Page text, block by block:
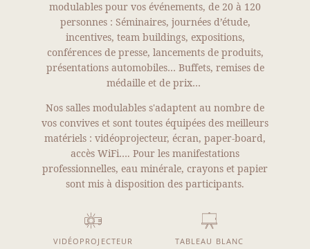
modulables pour vos événements, de 20 à 120
personnes : Séminaires, journées d’étude,
incentives, team buildings, expositions,
conférences de presse, lancements de produits,
présentations automobiles… Buffets, remises de
médaille et de prix…
Nos salles modulables s'adaptent au nombre de
vos convives et sont toutes équipées des meilleurs
matériels : vidéoprojecteur, écran, paper-board,
accès WiFi…. Pour les manifestations
professionnelles, eau minérale, crayons et papier
sont mis à disposition des participants.
VIDÉOPROJECTEUR TABLEAU BLANC